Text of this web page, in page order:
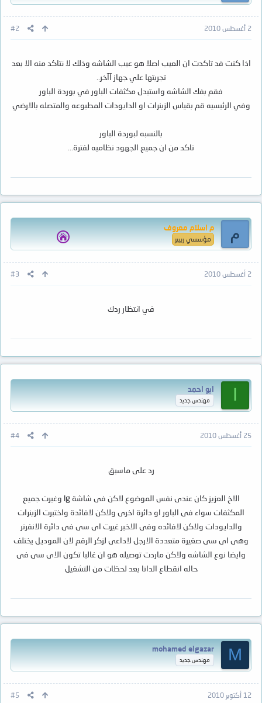
2 أغسطس 2010 #2
اذا كنت قد تاكدت ان العيب اصلا هو عيب الشاشه وذلك لا نتاكد منه الا بعد
تجربتها علي جهاز آآخر..
فقم بفك الشاشه واستبدل مكثفات الباور في بوردة الباور
وفي الرئيسيه قم بقياس الزينرات او الدايودات المطبوعه والمتصله بالارضي
بالنسبه لبوردة الباور
تاكد من ان جميع الجهود نظاميه لفترة...
م م اسلام معروف
مؤسسي ريبير
2 أغسطس 2010 #3
في انتظار ردك
ابو احمد
مهندس جديد
25 أغسطس 2010 #4
رد على ماسبق
الاخ العزيز كان عندى نفس الموضوع لاكن فى شاشة lg وغيرت جميع
المكثفات سواء فى الباور او دائرة اخرى ولاكن لافائدة واختبرت الزينرات
والدايودات ولاكن لافائده وفى الاخير غيرت اى سى فى دائرة الانفرتر
وهى اى سى صغيرة متعددة الارجل لاداعى لزكر الرقم لان الموديل يختلف
وايضا نوع الشاشه ولاكن ماردت توصيله هو ان غالبا تكون الاى سى فى
حاله انقطاع الداتا بعد لحظات من التشغيل
M
mohamed elgazar
مهندس جديد
12 أكتوبر 2010 #5